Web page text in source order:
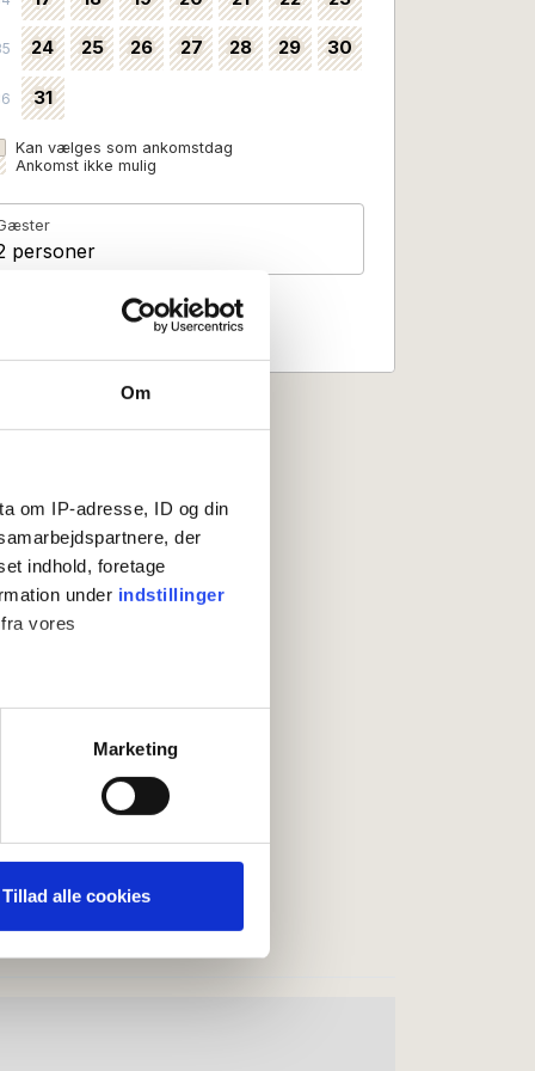
Om
om IP-adresse, ID og din
der
indhold, foretage
under indstillinger
vores
og til at analysere
for sociale medier,
Marketing
Tillad alle cookies
24 25 26 27 28 29 30
31
Kan vælges som ankomstdag
Ankomst ikke mulig
personer